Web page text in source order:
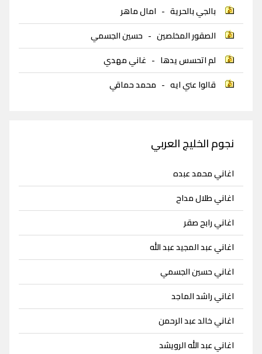
بالجي بالحرية - امال ماهر
الصقور المخلصين - حسين الجسمي
لم اتحسس يدها - غاني مهدي
قالوا عني ايه - محمد حماقي
نجوم الخليج العربي
اغاني محمد عبده
اغاني طلال مداح
اغاني رابح صقر
اغاني عبد المجيد عبد الله
اغاني حسين الجسمي
اغاني راشد الماجد
اغاني خالد عبد الرحمن
اغاني عبد الله الرويشد